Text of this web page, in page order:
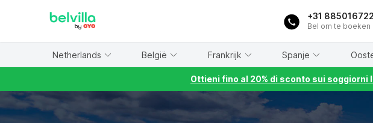
+31 885016722
Bel om te boeken
Netherlands België Frankrijk Spanje
Ottieni fino al 20% di sconto sui